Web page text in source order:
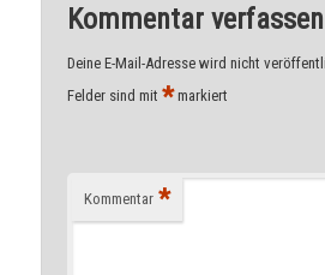
Kommentar verfassen
Deine E-Mail-Adresse wird nicht
Felder sind mit*markiert
Kommentar *